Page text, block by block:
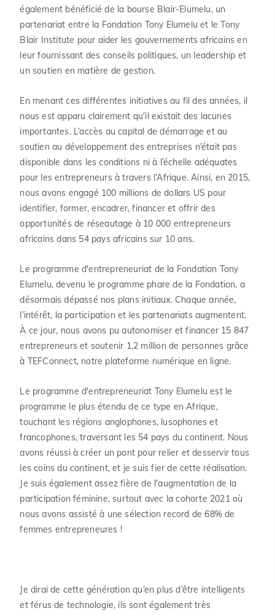
également bénéficié de la bourse Blair-Elumelu, un
partenariat entre la Fondation Tony Elumelu et le Tony
Blair Institute pour aider les gouvernements africains en
leur fournissant des conseils politiques, un leadership et
un soutien en matière de gestion.
En menant ces différentes initiatives au fil des années, il
nous est apparu clairement qu'il existait des lacunes
importantes. L’accès au capital de démarrage et au
soutien au développement des entreprises n’était pas
disponible dans les conditions ni à l’échelle adéquates
pour les entrepreneurs à travers l’Afrique. Ainsi, en 2015,
nous avons engagé 100 millions de dollars US pour
identifier, former, encadrer, financer et offrir des
opportunités de réseautage à 10 000 entrepreneurs
africains dans 54 pays africains sur 10 ans.
Le programme d'entrepreneuriat de la Fondation Tony
Elumelu, devenu le programme phare de la Fondation, a
désormais dépassé nos plans initiaux. Chaque année,
l’intérêt, la participation et les partenariats augmentent.
À ce jour, nous avons pu autonomiser et financer 15 847
entrepreneurs et soutenir 1,2 million de personnes grâce
à TEFConnect, notre plateforme numérique en ligne.
Le programme d'entrepreneuriat Tony Elumelu est le
programme le plus étendu de ce type en Afrique,
touchant les régions anglophones, lusophones et
francophones, traversant les 54 pays du continent. Nous
avons réussi à créer un pont pour relier et desservir tous
les coins du continent, et je suis fier de cette réalisation.
Je suis également assez fière de l'augmentation de la
participation féminine, surtout avec la cohorte 2021 où
nous avons assisté à une sélection record de 68% de
femmes entrepreneures !
Je dirai de cette génération qu’en plus d’être intelligents
et férus de technologie, ils sont également très